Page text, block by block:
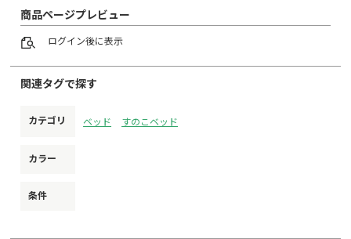
商品ページプレビュー
ログイン後に表示
関連タグで探す
カテゴリ ベッド すのこベッド
カラー
条件